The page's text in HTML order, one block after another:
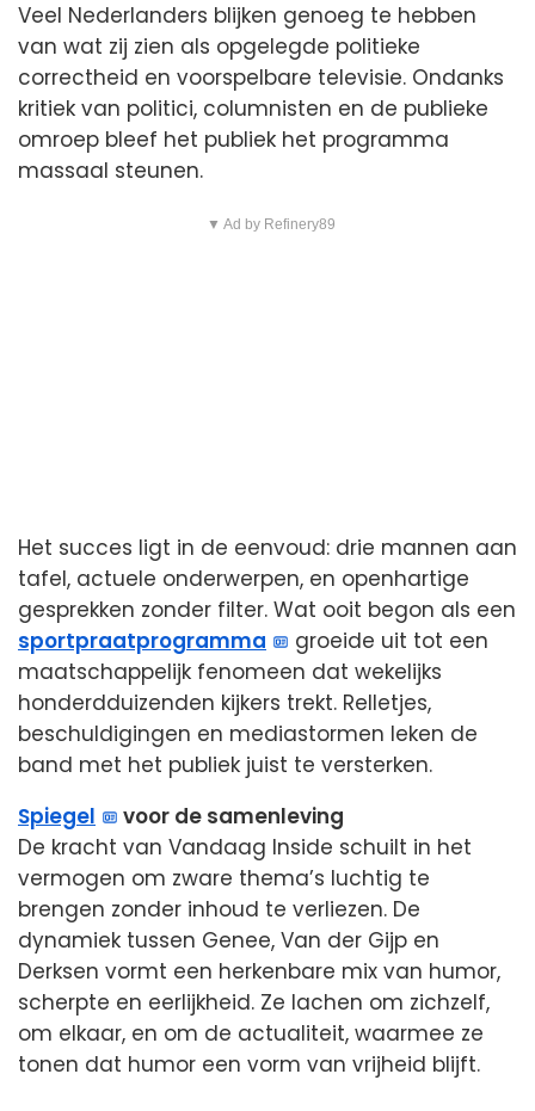
Veel Nederlanders blijken genoeg te hebben
van wat zij zien als opgelegde politieke
correctheid en voorspelbare televisie. Ondanks
kritiek van politici, columnisten en de publieke
omroep bleef het publiek het programma
massaal steunen.
▼ Ad by Refinery89
Het succes ligt in de eenvoud: drie mannen aan
tafel, actuele onderwerpen, en openhartige
gesprekken zonder filter. Wat ooit begon als een
sportpraatprogramma
groeide uit tot een
maatschappelijk fenomeen dat wekelijks
honderdduizenden kijkers trekt. Relletjes,
beschuldigingen en mediastormen leken de
band met het publiek juist te versterken.
Spiegel
voor de samenleving
De kracht van Vandaag Inside schuilt in het
vermogen om zware thema’s luchtig te
brengen zonder inhoud te verliezen. De
dynamiek tussen Genee, Van der Gijp en
Derksen vormt een herkenbare mix van humor,
scherpte en eerlijkheid. Ze lachen om zichzelf,
om elkaar, en om de actualiteit, waarmee ze
tonen dat humor een vorm van vrijheid blijft.